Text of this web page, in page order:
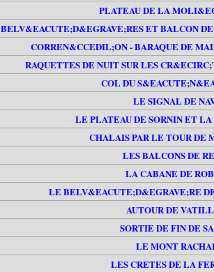
PLATEAU DE LA
BELV&EACUTE;D&EGRAVE;RES ET BALCON
CORREN&CCEDIL;ON - BARAQUE DE
RAQUETTES DE NUIT SUR LES
COL DU
LE SIGNAL DE
LE PLATEAU DE SORNIN ET
CHALAIS PAR LE TOUR DE
LES BALCONS DE
LA CABANE DE
LE BELV&EACUTE;D&EGRAVE;RE
AUTOUR DE
SORTIE DE FIN DE
LE MONT
LES CRETES DE LA